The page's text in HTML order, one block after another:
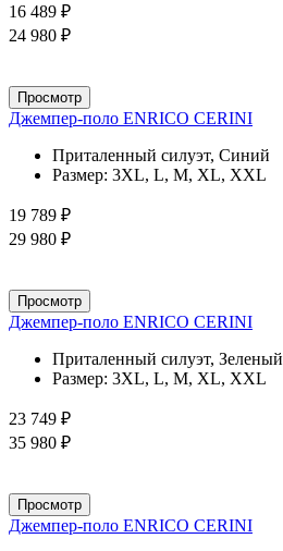
16 489 ₽
24 980 ₽
Просмотр
Джемпер-поло ENRICO CERINI
Приталенный силуэт, Синий
Размер: 3XL, L, M, XL, XXL
19 789 ₽
29 980 ₽
Просмотр
Джемпер-поло ENRICO CERINI
Приталенный силуэт, Зеленый
Размер: 3XL, L, M, XL, XXL
23 749 ₽
35 980 ₽
Просмотр
Джемпер-поло ENRICO CERINI